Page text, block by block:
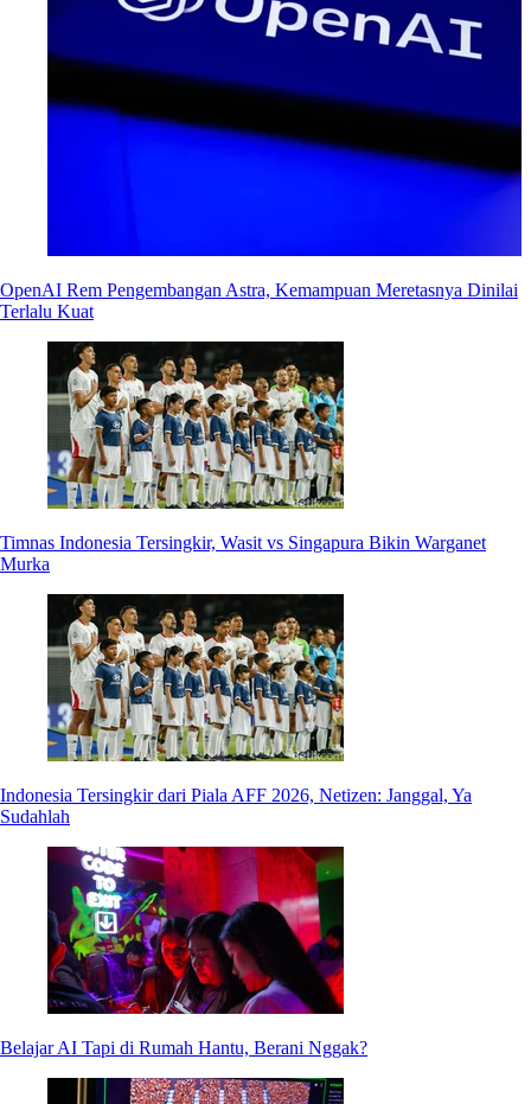
OpenAI Rem Pengembangan Astra, Kemampuan Meretasnya Dinilai
Terlalu Kuat
Timnas Indonesia Tersingkir, Wasit vs Singapura Bikin Warganet
Murka
Indonesia Tersingkir dari Piala AFF 2026, Netizen: Janggal, Ya
Sudahlah
Belajar AI Tapi di Rumah Hantu, Berani Nggak?